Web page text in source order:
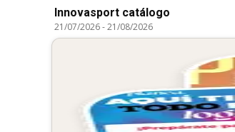
Innovasport catálogo
21/07/2026-21/08/2026